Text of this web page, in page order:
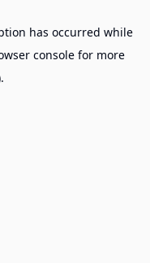
has occurred while
console for more